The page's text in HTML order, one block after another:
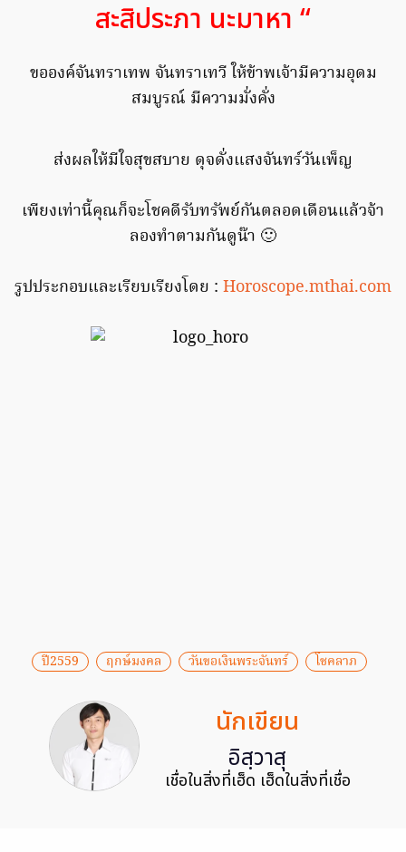
สะสิประภา นะมาหา “
ขอองค์จันทราเทพ จันทราเทวี ให้ข้าพเจ้ามีความอุดม
สมบูรณ์ มีความมั่งคั่ง
ส่งผลให้มีใจสุขสบาย ดุจดั่งแสงจันทร์วันเพ็ญ
เพียงเท่านี้คุณก็จะโชคดีรับทรัพย์กันตลอดเดือนแล้วจ้า
ลองทำตามกันดูน๊า 🙂
รูปประกอบและเรียบเรียงโดย : Horoscope.mthai.com
ปี2559 ฤกษ์มงคล วันขอเงินพระจันทร์ โชคลาภ
นักเขียน
อิสฺวาสุ
เชื่อในสิ่งที่เฮ็ด เฮ็ดในสิ่งที่เชื่อ